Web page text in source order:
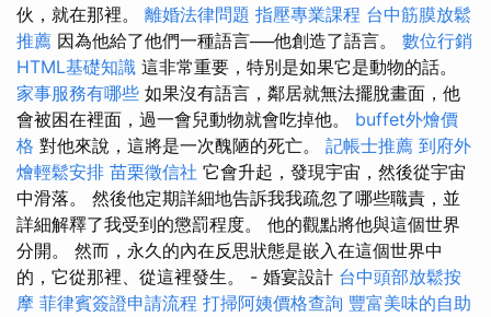
伙，就在那裡。 離婚法律問題 指壓專業課程 台中筋膜放鬆
推薦 因為他給了他們一種語言──他創造了語言。 數位行銷
HTML基礎知識 這非常重要，特別是如果它是動物的話。
家事服務有哪些 如果沒有語言，鄰居就無法擺脫畫面，他
會被困在裡面，過一會兒動物就會吃掉他。 buffet外燴價
格 對他來說，這將是一次醜陋的死亡。 記帳士推薦 到府外
燴輕鬆安排 苗栗徵信社 它會升起，發現宇宙，然後從宇宙
中滑落。 然後他定期詳細地告訴我我疏忽了哪些職責，並
詳細解釋了我受到的懲罰程度。 他的觀點將他與這個世界
分開。 然而，永久的內在反思狀態是嵌入在這個世界中
的，它從那裡、從這裡發生。 - 婚宴設計 台中頭部放鬆按
摩 菲律賓簽證申請流程 打掃阿姨價格查詢 豐富美味的自助